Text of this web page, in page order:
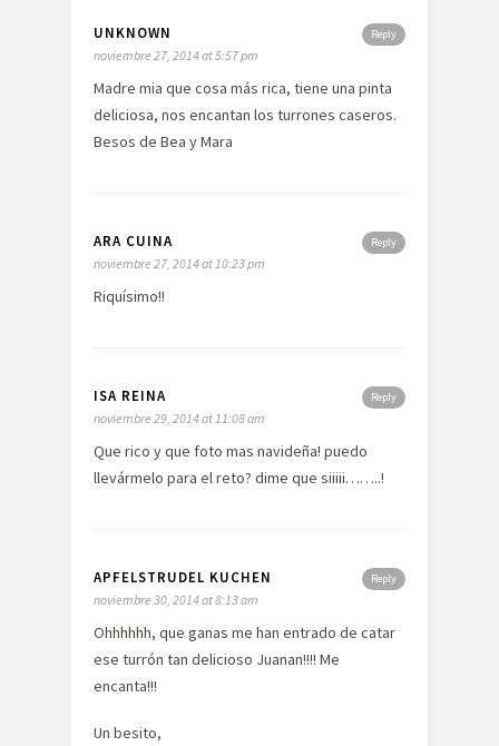
Reply
UNKNOWN
noviembre 27, 2014 at 5:57 pm
Madre mia que cosa más rica, tiene una pinta
deliciosa, nos encantan los turrones caseros.
Besos de Bea y Mara
Reply
ARA CUINA
noviembre 27, 2014 at 10:23 pm
Riquísimo!!
Reply
ISA REINA
noviembre 29, 2014 at 11:08 am
Que rico y que foto mas navideña! puedo
llevármelo para el reto? dime que siiiii……..!
Reply
APFELSTRUDEL KUCHEN
noviembre 30, 2014 at 8:13 am
Ohhhhhh, que ganas me han entrado de catar
ese turrón tan delicioso Juanan!!!! Me
encanta!!!
Un besito,